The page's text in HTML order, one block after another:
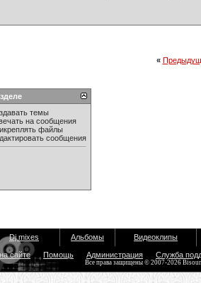
«
темы
на сообщения
файлы
сообщения
Dj mixes Альбомы Видеоклипы
сайте Помощь Администрация Служба
Все права защищены © 2007-2026